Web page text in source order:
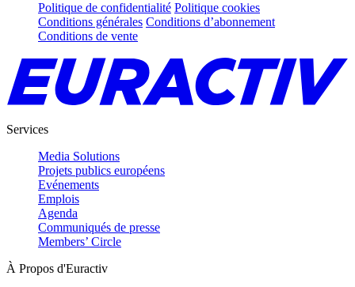
Politique de confidentialité Politique cookies
Conditions générales Conditions d’abonnement
Conditions de vente
Services
Media Solutions
Projets publics européens
Evénements
Emplois
Agenda
Communiqués de presse
Members’ Circle
À Propos d'Euractiv